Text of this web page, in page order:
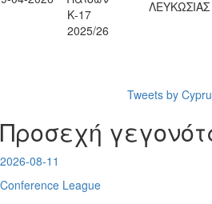
Κ-17
2025/26
ΛΕΥΚΩΣΙΑΣ
Tweets by
Προσεχή
2026-08-11
Conference League